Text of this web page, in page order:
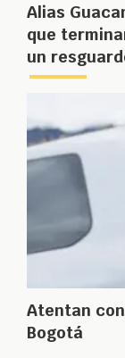
Alias
que
un
Atentan
Bogotá